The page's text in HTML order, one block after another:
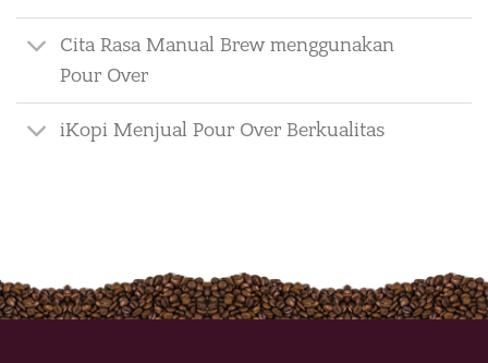
Cita Rasa Manual Brew menggunakan
Pour Over
iKopi Menjual Pour Over Berkualitas